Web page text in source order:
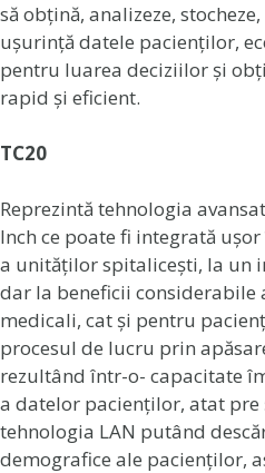
să obțină, analizeze,
ușurință datele pacienților,
pentru luarea deciziilor și
rapid și eficient.
TC20
Reprezintă tehnologia
Inch ce poate fi integrată
a unităților spitalicești, la un
dar la beneficii
medicali, cat și pentru
procesul de lucru prin
rezultând într-o- capacitate
a datelor pacienților, atat
tehnologia LAN putând
demografice ale pacienților,